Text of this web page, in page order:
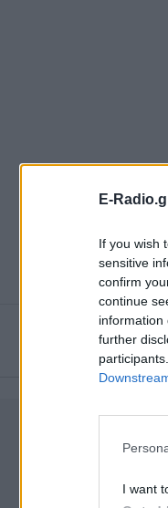
E-
If you wish
sensitive
confirm
continue
information
further
I want